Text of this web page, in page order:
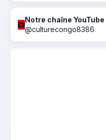
Notre chaîne YouTube
@culturecongo8386